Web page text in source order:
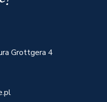
Grottgera 4